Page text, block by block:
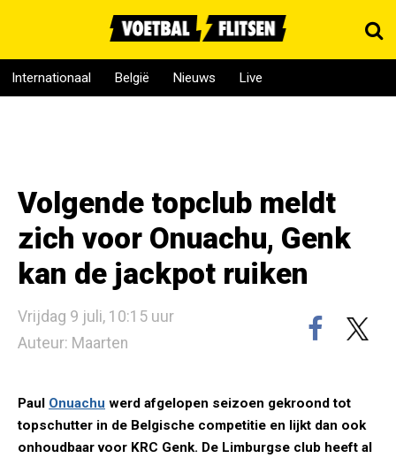
Internationaal België Nieuws Live
Volgende topclub meldt
zich voor Onuachu, Genk
kan de jackpot ruiken
Vrijdag 9 juli, 10:15 uur
Auteur: Maarten
Paul Onuachu werd afgelopen seizoen gekroond tot
topschutter in de Belgische competitie en lijkt dan ook
onhoudbaar voor KRC Genk. De Limburgse club heeft al